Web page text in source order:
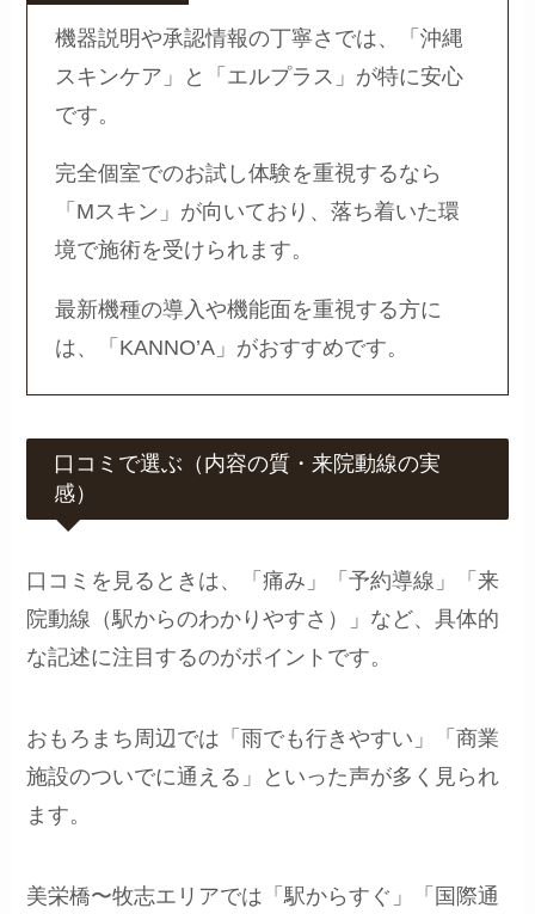
機器説明や承認情報の丁寧さでは、「沖縄
スキンケア」と「エルプラス」が特に安心
です。
完全個室でのお試し体験を重視するなら
「Mスキン」が向いており、落ち着いた環
境で施術を受けられます。
最新機種の導入や機能面を重視する方に
は、「KANNO’A」がおすすめです。
口コミで選ぶ（内容の質・来院動線の実
感）
口コミを見るときは、「痛み」「予約導線」「来
院動線（駅からのわかりやすさ）」など、具体的
な記述に注目するのがポイントです。
おもろまち周辺では「雨でも行きやすい」「商業
施設のついでに通える」といった声が多く見られ
ます。
美栄橋〜牧志エリアでは「駅からすぐ」「国際通